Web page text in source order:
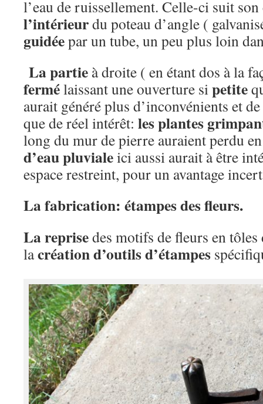
l’eau de ruissellement. Celle-ci suit son
l’intérieurdu poteau d’angle (
guidéepar un tube, un peu plus loin
La partie à droite ( en étant dos à la
fermélaissant une ouverture sipetite
aurait généré plus d’inconvénients et
que de réel intérêt: les plantes
long du mur de pierre auraient perdu
d’eau pluvialeici aussi aurait à être
espace restreint, pour un avantage
La fabrication: étampes des fleurs.
La reprisedes motifs de fleurs en tôles
lacréation d’outilsd’étampes